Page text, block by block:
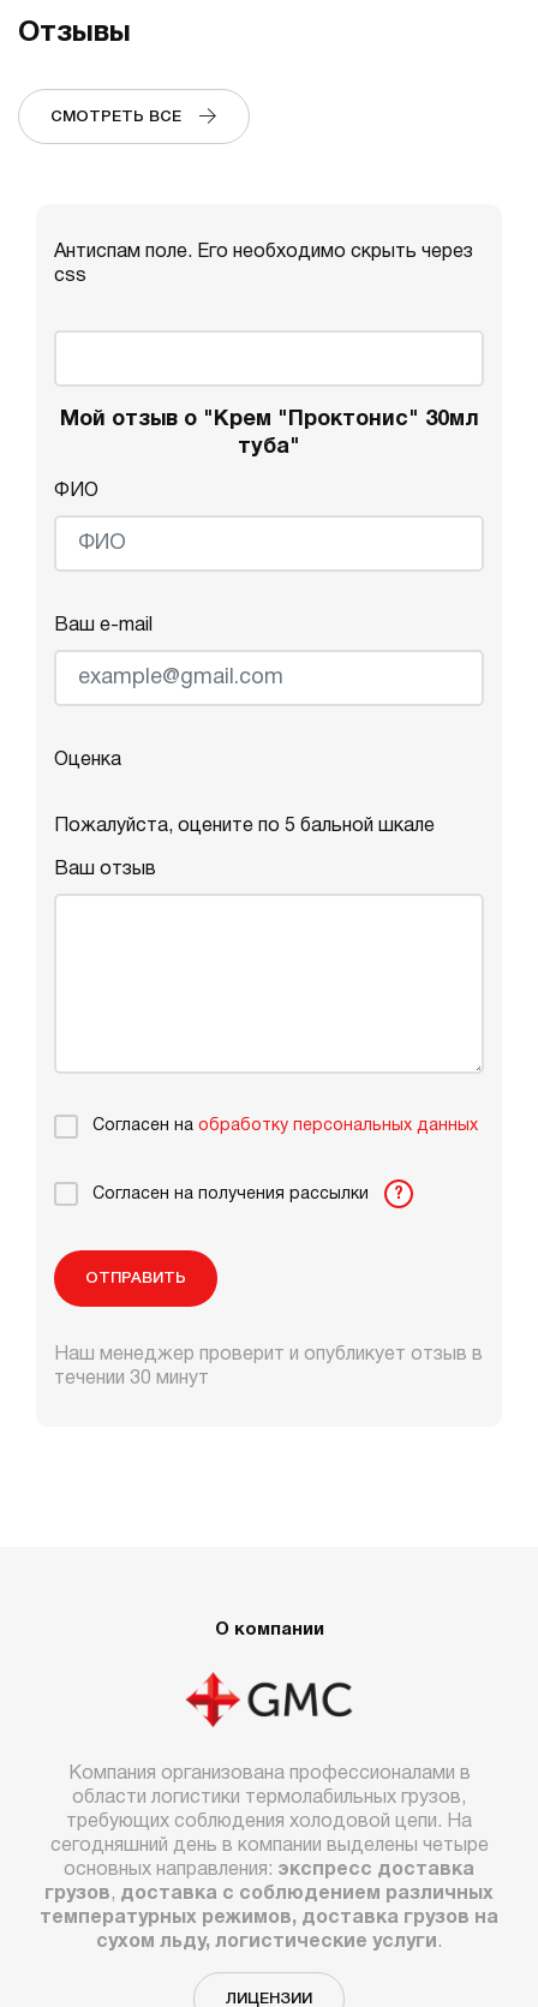
Отзывы
СМОТРЕТЬ ВСЕ
Антиспам поле. Его необходимо скрыть через
css
Мой отзыв о "Крем "Проктонис" 30мл
туба"
ФИО
Ваш e-mail
Оценка
Пожалуйста, оцените по 5 бальной шкале
Ваш отзыв
Согласен на обработку персональных данных
Согласен на получения рассылки ?
ОТПРАВИТЬ
Наш менеджер проверит и опубликует отзыв в
течении 30 минут
О компании
Компания организована профессионалами в
области логистики термолабильных грузов,
требующих соблюдения холодовой цепи. На
сегодняшний день в компании выделены четыре
основных направления: экспресс доставка
грузов, доставка с соблюдением различных
температурных режимов, доставка грузов на
сухом льду, логистические услуги .
ЛИЦЕНЗИИ